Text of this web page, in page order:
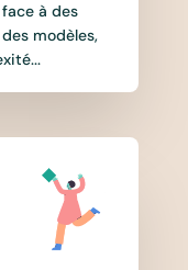
face à des
modèles,